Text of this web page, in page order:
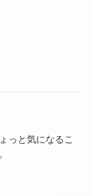
っと気になるこ